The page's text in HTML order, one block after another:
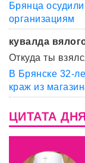
Брянца
организациям
кувалда
Откуда ты
В Брянске 32-
краж из
ЦИТАТА ДНЯ